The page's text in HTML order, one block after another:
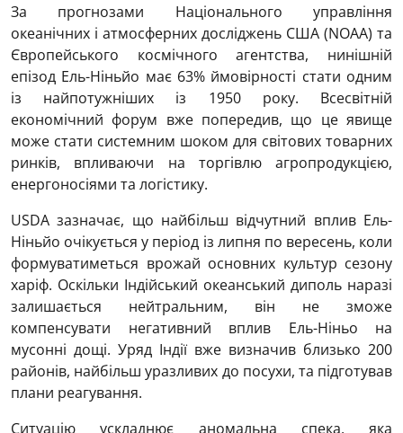
За прогнозами Національного управління
океанічних і атмосферних досліджень США (NOAA) та
Європейського космічного агентства, нинішній
епізод Ель-Ніньйо має 63% ймовірності стати одним
із найпотужніших із 1950 року. Всесвітній
економічний форум вже попередив, що це явище
може стати системним шоком для світових товарних
ринків, впливаючи на торгівлю агропродукцією,
енергоносіями та логістику.
USDA зазначає, що найбільш відчутний вплив Ель-
Ніньйо очікується у період із липня по вересень, коли
формуватиметься врожай основних культур сезону
харіф. Оскільки Індійський океанський диполь наразі
залишається нейтральним, він не зможе
компенсувати негативний вплив Ель-Ніньо на
мусонні дощі. Уряд Індії вже визначив близько 200
районів, найбільш уразливих до посухи, та підготував
плани реагування.
Ситуацію ускладнює аномальна спека, яка